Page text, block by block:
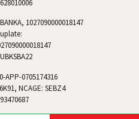
1027090000018147
APP-0705174316
NCAGE: SEBZ4